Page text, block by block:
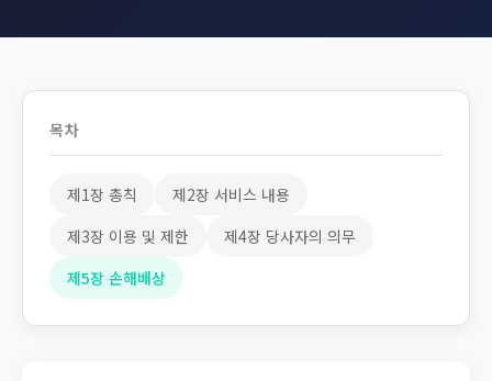
목차
제1장 총칙
제2장 서비스 내용
제3장 이용 및 제한
제4장 당사자의 의무
제5장 손해배상